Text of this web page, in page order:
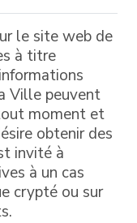
le site web de
à titre
Ville peuvent
moment et
obtenir des
invité à
à un cas
crypté ou sur